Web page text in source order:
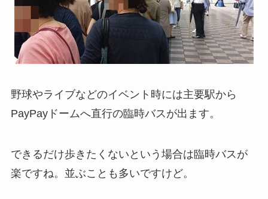
野球やライブなどのイベント時には主要駅から
PayPayドームへ直行の臨時バスが出ます。
できるだけ歩きたくないという場合は臨時バスが
楽ですね。並ぶことも多いですけど。